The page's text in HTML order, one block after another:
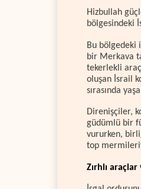
Hizbullah
bölgesindeki
Bu bölgedeki
bir Merkava
tekerlekli
oluşan İsrail
sırasında
Direnişçiler,
güdümlü bir
vururken,
top
Zırhlı